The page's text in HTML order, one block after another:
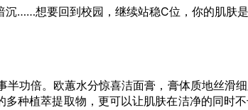
……想要回到校园，继续站稳C位，你的肌肤是
倍。欧蕙水分惊喜洁面膏，膏体质地丝滑
种植萃提取物，更可以让肌肤在洁净的同时